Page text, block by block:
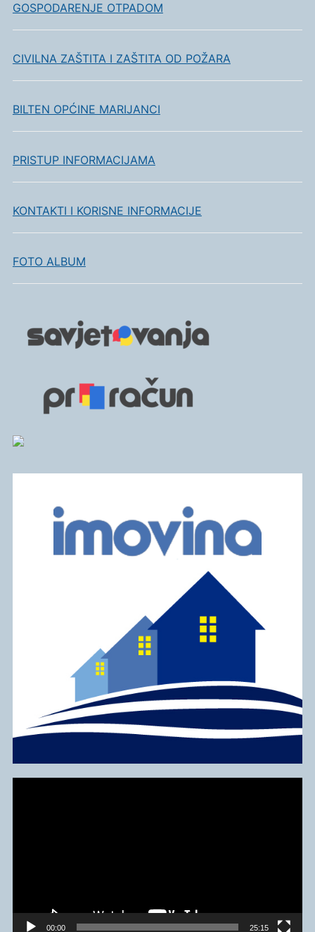
GOSPODARENJE OTPADOM
CIVILNA ZAŠTITA I ZAŠTITA OD POŽARA
BILTEN OPĆINE MARIJANCI
PRISTUP INFORMACIJAMA
KONTAKTI I KORISNE INFORMACIJE
FOTO ALBUM
00:00 25:15